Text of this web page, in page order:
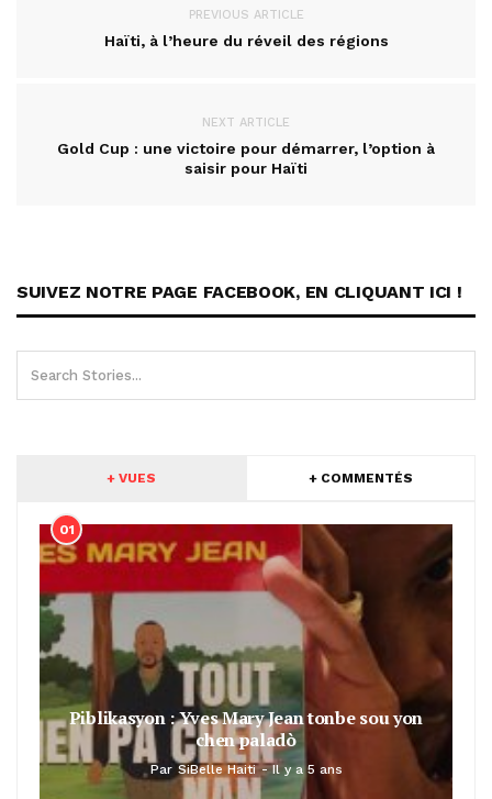
PREVIOUS ARTICLE
Haïti, à l’heure du réveil des régions
NEXT ARTICLE
Gold Cup : une victoire pour démarrer, l’option à
saisir pour Haïti
SUIVEZ NOTRE PAGE FACEBOOK, EN CLIQUANT ICI !
+ VUES + COMMENTÉS
01
Piblikasyon : Yves Mary Jean tonbe sou yon
chen paladò
Par SiBelle Haiti Il y a 5 ans